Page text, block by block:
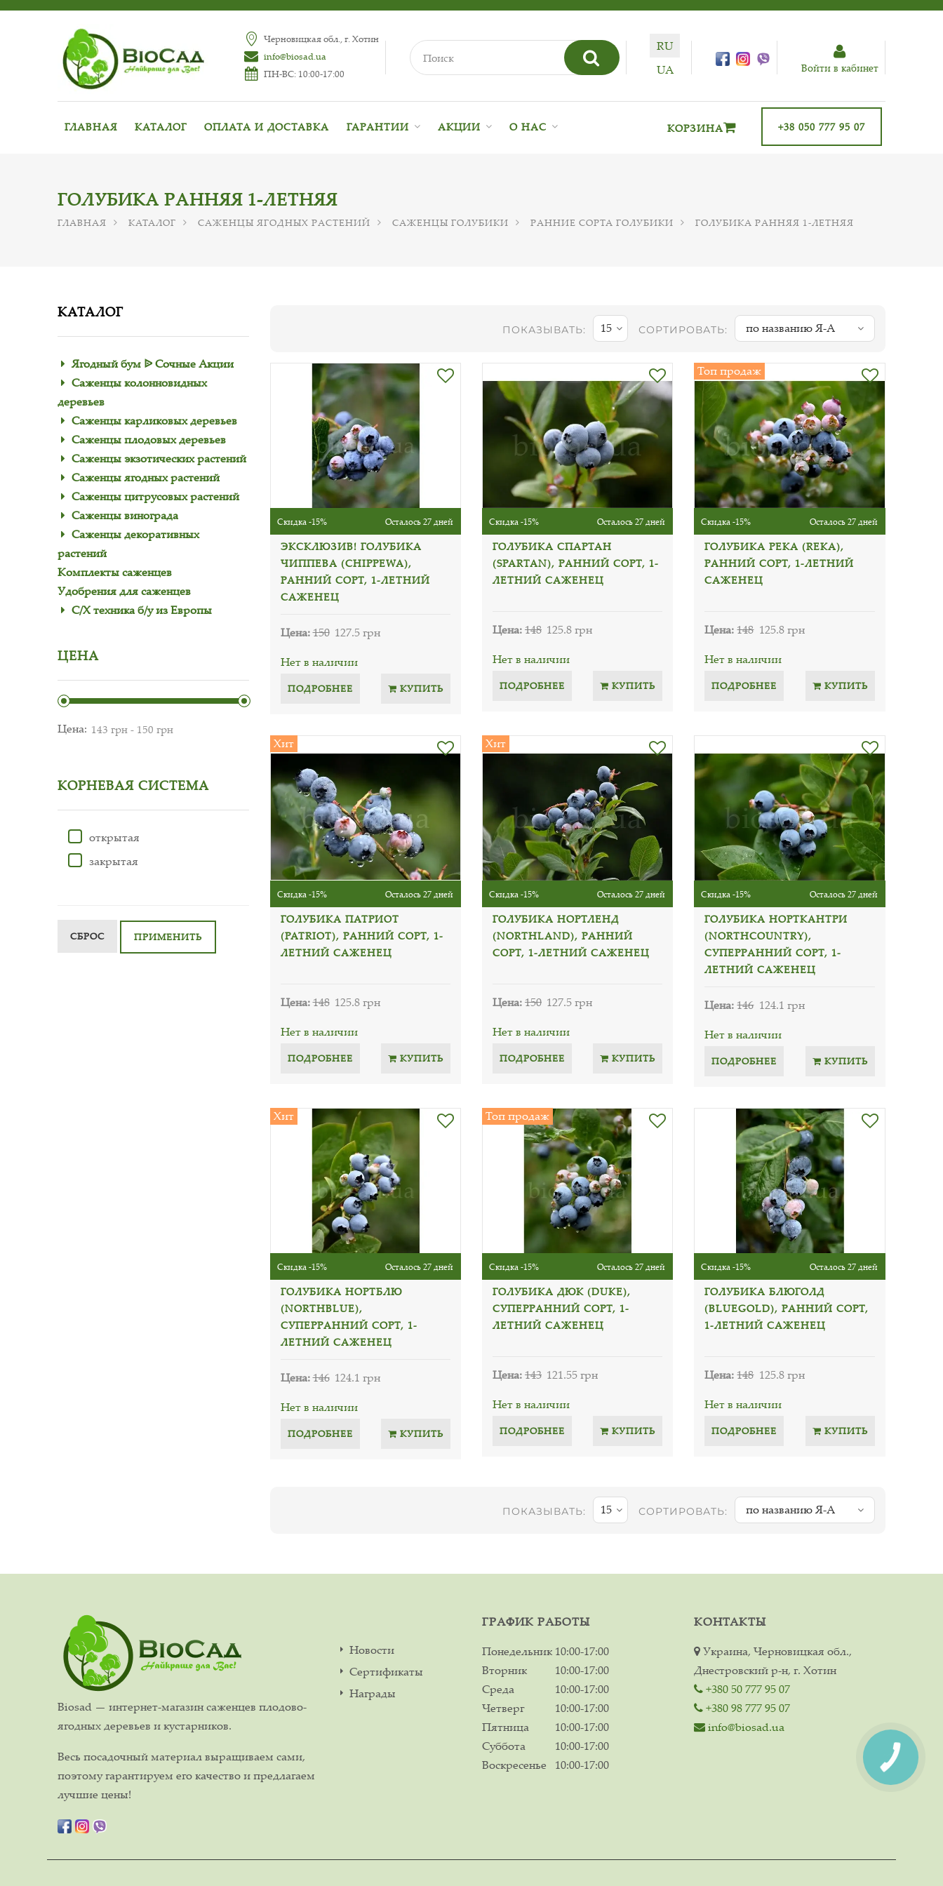
Черновицкая обл., г. Хотин
info@biosad.ua
ПН-ВС: 10:00-17:00
RU
UA
Войти в кабинет
ГЛАВНАЯ КАТАЛОГ ОПЛАТА И ДОСТАВКА ГАРАНТИИ АКЦИИ О НАС +38 050 777 95 07
КОРЗИНА
ГОЛУБИКА РАННЯЯ 1-ЛЕТНЯЯ
ГЛАВНАЯ КАТАЛОГ САЖЕНЦЫ ЯГОДНЫХ РАСТЕНИЙ САЖЕНЦЫ ГОЛУБИКИ РАННИЕ СОРТА ГОЛУБИКИ ГОЛУБИКА РАННЯЯ 1-ЛЕТНЯЯ
КАТАЛОГ
Ягодный бум ᐉ Сочные Акции
Саженцы колонновидных
деревьев
Саженцы карликовых деревьев
Саженцы плодовых деревьев
Саженцы экзотических растений
Саженцы ягодных растений
Саженцы цитрусовых растений
Саженцы винограда
Саженцы декоративных
растений
Комплекты саженцев
Удобрения для саженцев
С/Х техника б/у из Европы
ЦЕНА
Цена:
КОРНЕВАЯ СИСТЕМА
открытая
закрытая
СБРОС ПРИМЕНИТЬ
ПОКАЗЫВАТЬ: 15 СОРТИРОВАТЬ: по названию Я-А
Скидка -15% Осталось 27 дней
ЭКСКЛЮЗИВ! ГОЛУБИКА
ЧИППЕВА (CHIPPEWA),
РАННИЙ СОРТ, 1-ЛЕТНИЙ
САЖЕНЕЦ
Цена:150 127.5 грн
Нет в наличии
ПОДРОБНЕЕ КУПИТЬ
Скидка -15% Осталось 27 дней
ГОЛУБИКА СПАРТАН
(SPARTAN), РАННИЙ СОРТ, 1-
ЛЕТНИЙ САЖЕНЕЦ
Цена:148 125.8 грн
Нет в наличии
ПОДРОБНЕЕ КУПИТЬ
Топ продаж
Скидка -15% Осталось 27 дней
ГОЛУБИКА РЕКА (REKA),
РАННИЙ СОРТ, 1-ЛЕТНИЙ
САЖЕНЕЦ
Цена:148 125.8 грн
Нет в наличии
ПОДРОБНЕЕ КУПИТЬ
Хит
Скидка -15% Осталось 27 дней
ГОЛУБИКА ПАТРИОТ
(PATRIOT), РАННИЙ СОРТ, 1-
ЛЕТНИЙ САЖЕНЕЦ
Цена:148 125.8 грн
Нет в наличии
ПОДРОБНЕЕ КУПИТЬ
Хит
Скидка -15% Осталось 27 дней
ГОЛУБИКА НОРТЛЕНД
(NORTHLAND), РАННИЙ
СОРТ, 1-ЛЕТНИЙ САЖЕНЕЦ
Цена:150 127.5 грн
Нет в наличии
ПОДРОБНЕЕ КУПИТЬ
Скидка -15% Осталось 27 дней
ГОЛУБИКА НОРТКАНТРИ
(NORTHCOUNTRY),
СУПЕРРАННИЙ СОРТ, 1-
ЛЕТНИЙ САЖЕНЕЦ
Цена:146 124.1 грн
Нет в наличии
ПОДРОБНЕЕ КУПИТЬ
Хит
Скидка -15% Осталось 27 дней
ГОЛУБИКА НОРТБЛЮ
(NORTHBLUE),
СУПЕРРАННИЙ СОРТ, 1-
ЛЕТНИЙ САЖЕНЕЦ
Цена:146 124.1 грн
Нет в наличии
ПОДРОБНЕЕ КУПИТЬ
Топ продаж
Скидка -15% Осталось 27 дней
ГОЛУБИКА ДЮК (DUKE),
СУПЕРРАННИЙ СОРТ, 1-
ЛЕТНИЙ САЖЕНЕЦ
Цена:143 121.55 грн
Нет в наличии
ПОДРОБНЕЕ КУПИТЬ
Скидка -15% Осталось 27 дней
ГОЛУБИКА БЛЮГОЛД
(BLUEGOLD), РАННИЙ СОРТ,
1-ЛЕТНИЙ САЖЕНЕЦ
Цена:148 125.8 грн
Нет в наличии
ПОДРОБНЕЕ КУПИТЬ
ПОКАЗЫВАТЬ: 15 СОРТИРОВАТЬ: по названию Я-А
Biosad — интернет-магазин саженцев плодово-
ягодных деревьев и кустарников.
Весь посадочный материал выращиваем сами,
поэтому гарантируем его качество и предлагаем
лучшие цены!
Новости
Сертификаты
Награды
ГРАФИК РАБОТЫ
Понедельник 10:00-17:00
Вторник
10:00-17:00
Среда
10:00-17:00
Четверг
10:00-17:00
Пятница
10:00-17:00
Суббота
10:00-17:00
Воскресенье
10:00-17:00
КОНТАКТЫ
Украина, Черновицкая обл.,
Днестровский р-н, г. Хотин
+380 50 777 95 07
+380 98 777 95 07
info@biosad.ua